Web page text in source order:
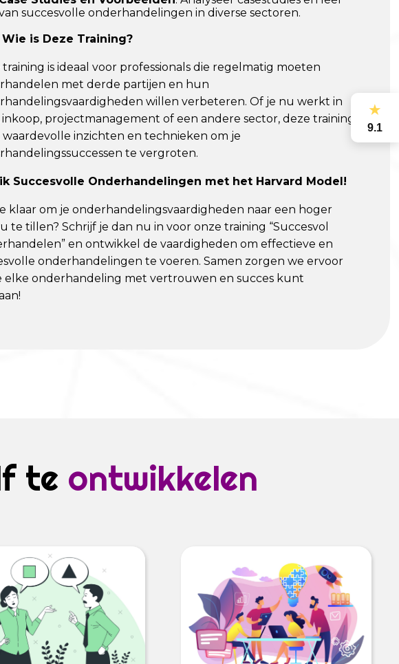
succesvolle onderhandelingen in diverse sectoren.
Wie is Deze Training?
training is ideaal voor professionals die regelmatig moeten
met derde partijen en hun
willen verbeteren. Of je nu werkt in
inkoop, projectmanagement of een andere sector, deze training
waardevolle inzichten en technieken om je
te vergroten.
Succesvolle Onderhandelingen met het Harvard Model!
klaar om je onderhandelingsvaardigheden naar een hoger
te tillen? Schrijf je dan nu in voor onze training “Succesvol
en ontwikkel de vaardigheden om effectieve en
onderhandelingen te voeren. Samen zorgen we ervoor
elke onderhandeling met vertrouwen en succes kunt
te ontwikkelen
★
9.1